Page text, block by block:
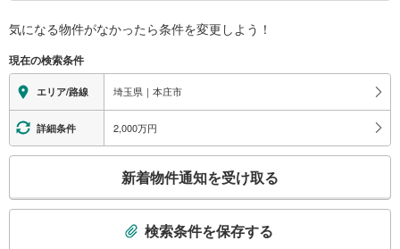
す
情
報
気になる物件がなかったら条件を変更しよう！
現在の検索条件
エリア/路線 埼玉県｜本庄市
詳細条件 2,000万円
検
新着物件通知を受け取る
検索条件を保存する